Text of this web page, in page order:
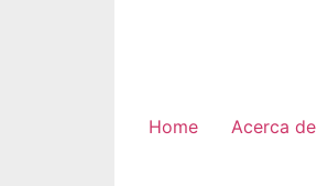
Home Acerca de